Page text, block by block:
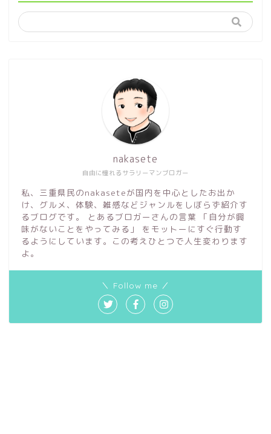
自由に憧れるサラリーマンブロガー
nakasete
私、三重県民のnakaseteが国内を中心としたお出か
け、グルメ、体験、雑感などジャンルをしぼらず紹介す
るブログです。 とあるブロガーさんの言葉 「自分が興
味がないことをやってみる」 をモットーにすぐ行動す
るようにしています。この考えひとつで人生変わります
よ。
＼ Follow me ／